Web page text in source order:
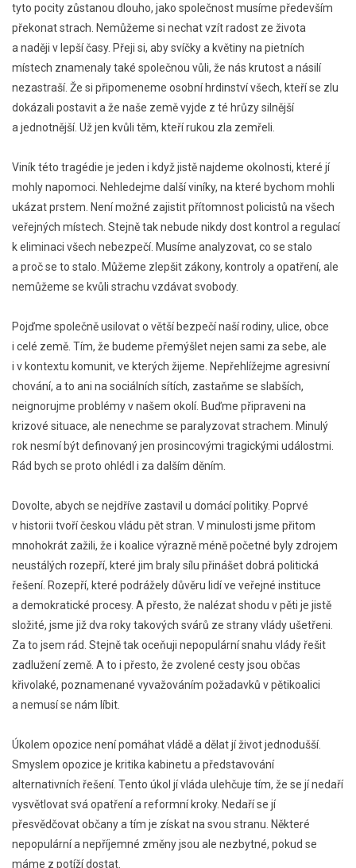
tyto pocity zůstanou dlouho, jako společnost musíme především
překonat strach. Nemůžeme si nechat vzít radost ze života
a naději v lepší časy. Přeji si, aby svíčky a květiny na pietních
místech znamenaly také společnou vůli, že nás krutost a násilí
nezastraší. Že si připomeneme osobní hrdinství všech, kteří se zlu
dokázali postavit a že naše země vyjde z té hrůzy silnější
a jednotnější. Už jen kvůli těm, kteří rukou zla zemřeli.
Viník této tragédie je jeden i když jistě najdeme okolnosti, které jí
mohly napomoci. Nehledejme další viníky, na které bychom mohli
ukázat prstem. Není možné zajistit přítomnost policistů na všech
veřejných místech. Stejně tak nebude nikdy dost kontrol a regulací
k eliminaci všech nebezpečí. Musíme analyzovat, co se stalo
a proč se to stalo. Můžeme zlepšit zákony, kontroly a opatření, ale
nemůžeme se kvůli strachu vzdávat svobody.
Pojďme společně usilovat o větší bezpečí naší rodiny, ulice, obce
i celé země. Tím, že budeme přemýšlet nejen sami za sebe, ale
i v kontextu komunit, ve kterých žijeme. Nepřehlížejme agresivní
chování, a to ani na sociálních sítích, zastaňme se slabších,
neignorujme problémy v našem okolí. Buďme připraveni na
krizové situace, ale nenechme se paralyzovat strachem. Minulý
rok nesmí být definovaný jen prosincovými tragickými událostmi.
Rád bych se proto ohlédl i za dalším děním.
Dovolte, abych se nejdříve zastavil u domácí politiky. Poprvé
v historii tvoří českou vládu pět stran. V minulosti jsme přitom
mnohokrát zažili, že i koalice výrazně méně početné byly zdrojem
neustálých rozepří, které jim braly sílu přinášet dobrá politická
řešení. Rozepří, které podrážely důvěru lidí ve veřejné instituce
a demokratické procesy. A přesto, že nalézat shodu v pěti je jistě
složité, jsme již dva roky takových svárů ze strany vlády ušetřeni.
Za to jsem rád. Stejně tak oceňuji nepopulární snahu vlády řešit
zadlužení země. A to i přesto, že zvolené cesty jsou občas
křivolaké, poznamenané vyvažováním požadavků v pětikoalici
a nemusí se nám líbit.
Úkolem opozice není pomáhat vládě a dělat jí život jednodušší.
Smyslem opozice je kritika kabinetu a představování
alternativních řešení. Tento úkol jí vláda ulehčuje tím, že se jí nedaří
vysvětlovat svá opatření a reformní kroky. Nedaří se jí
přesvědčovat občany a tím je získat na svou stranu. Některé
nepopulární a nepříjemné změny jsou ale nezbytné, pokud se
máme z potíží dostat.